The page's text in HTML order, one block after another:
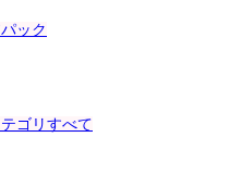
ック
ゴリすべて